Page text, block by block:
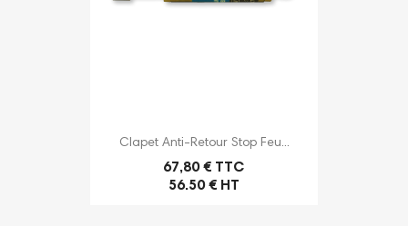
Clapet Anti-Retour Stop Feu...
67,80 € TTC
56.50 € HT